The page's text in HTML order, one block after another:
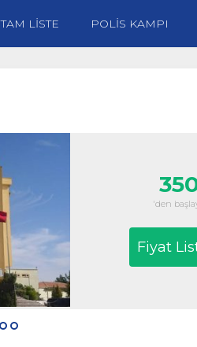
TAM LİSTE POLİS KAMPI
'den
Fiyat